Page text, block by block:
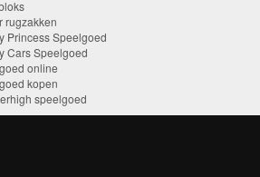
rugzakken
Princess Speelgoed
Cars Speelgoed
online
kopen
speelgoed